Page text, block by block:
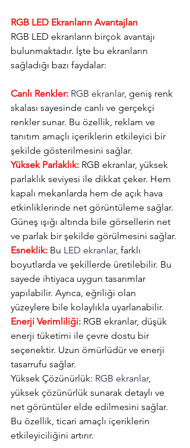
RGB LED Ekranların Avantajları
RGB LED ekranların birçok avantajı
bulunmaktadır. İşte bu ekranların
sağladığı bazı faydalar:
Canlı Renkler: RGB ekranlar, geniş renk
skalası sayesinde canlı ve gerçekçi
renkler sunar. Bu özellik, reklam ve
tanıtım amaçlı içeriklerin etkileyici bir
şekilde gösterilmesini sağlar.
Yüksek Parlaklık: RGB ekranlar, yüksek
parlaklık seviyesi ile dikkat çeker. Hem
kapalı mekanlarda hem de açık hava
etkinliklerinde net görüntüleme sağlar.
Güneş ışığı altında bile görsellerin net
ve parlak bir şekilde görülmesini sağlar.
Esneklik: Bu LED ekranlar, farklı
boyutlarda ve şekillerde üretilebilir. Bu
sayede ihtiyaca uygun tasarımlar
yapılabilir. Ayrıca, eğriliği olan
yüzeylere bile kolaylıkla uyarlanabilir.
Enerji Verimliliği: RGB ekranlar, düşük
enerji tüketimi ile çevre dostu bir
seçenektir. Uzun ömürlüdür ve enerji
tasarrufu sağlar.
Yüksek Çözünürlük: RGB ekranlar,
yüksek çözünürlük sunarak detaylı ve
net görüntüler elde edilmesini sağlar.
Bu özellik, ticari amaçlı içeriklerin
etkileyiciliğini artırır.